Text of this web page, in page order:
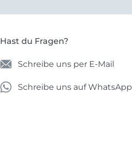
Hast du Fragen?
Schreibe uns per E-Mail
Schreibe uns auf WhatsApp